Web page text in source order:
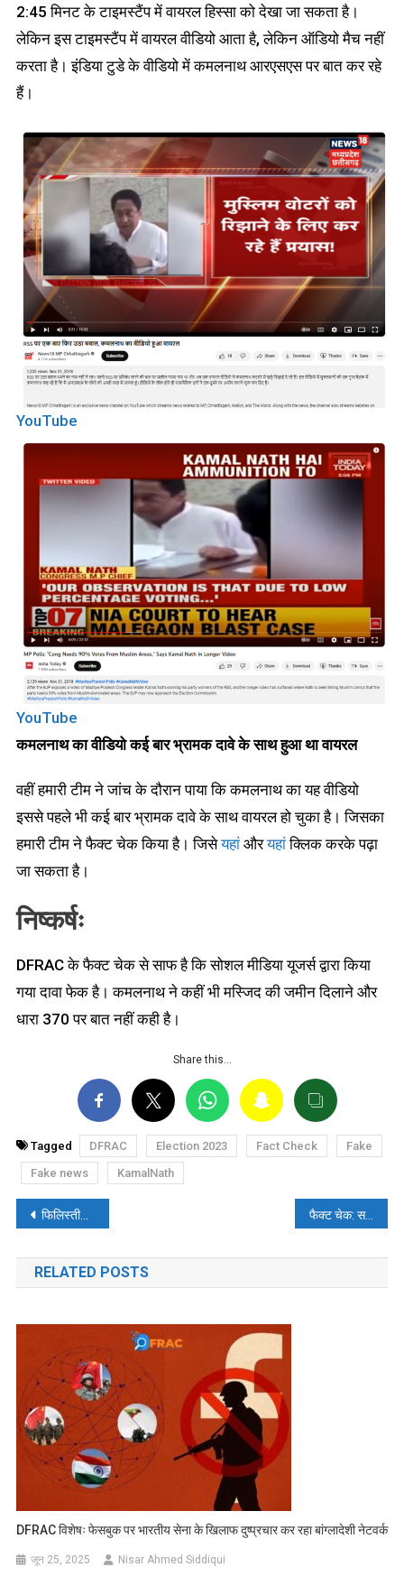
2:45 मिनट के टाइमस्टैंप में वायरल हिस्सा को देखा जा सकता है।
लेकिन इस टाइमस्टैंप में वायरल वीडियो आता है, लेकिन ऑडियो मैच नहीं
करता है। इंडिया टुडे के वीडियो में कमलनाथ आरएसएस पर बात कर रहे
हैं।
YouTube
YouTube
कमलनाथ का वीडियो कई बार भ्रामक दावे के साथ हुआ था वायरल
वहीं हमारी टीम ने जांच के दौरान पाया कि कमलनाथ का यह वीडियो
इससे पहले भी कई बार भ्रामक दावे के साथ वायरल हो चुका है। जिसका
हमारी टीम ने फैक्ट चेक किया है। जिसेयहांऔरयहांक्लिक करके पढ़ा
जा सकता है।
निष्कर्षः
DFRAC के फैक्ट चेक से साफ है कि सोशल मीडिया यूजर्स द्वारा किया
गया दावा फेक है। कमलनाथ ने कहीं भी मस्जिद की जमीन दिलाने और
धारा 370 पर बात नहीं कही है।
Share this…
Tagged DFRAC Election 2023 Fact Check
Fake
Fake news
KamalNath
पोस्ट
नेविगेशन
फिलिस्तीन युद्ध पर किम जोंग उन ने अमेरिकी राष्ट्रपति बाइडेन को पागल कहा? पढ़ें- फैक्ट चेक फैक्ट चेक: सड़कों पर पड़े फिलस्तीनी बच्चों के शवो के वायरल वीडियो की जानिए सच्चाई
RELATED POSTS
DFRAC विशेषः फेसबुक पर भारतीय सेना के खिलाफ दुष्प्रचार कर रहा बांग्लादेशी नेटवर्क
जून 25, 2025 Nisar Ahmed Siddiqui